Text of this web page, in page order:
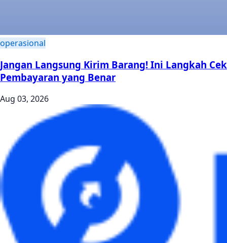
operasional
Jangan Langsung Kirim Barang! Ini Langkah Cek
Pembayaran yang Benar
Aug 03, 2026